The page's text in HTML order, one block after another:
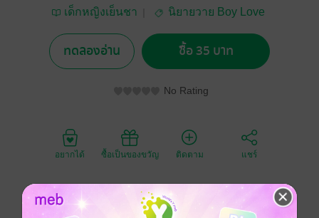
เด็กหญิงเย็นชา
นิยายวาย Boy Love
ทดลองอ่าน ซื้อ 35 บาท
No Rating
อยากได้ ซื้อเป็นของขวัญ ติดตาม แชร์
Little Pig Diary บันทึกลับลูกหมู